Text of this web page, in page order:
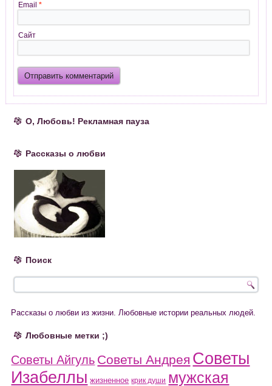
Email*
Сайт
О, Любовь! Рекламная пауза
Рассказы о любви
Поиск
Рассказы о любви из жизни. Любовные истории реальных людей.
Любовные метки ;)
Советы Айгуль Советы Андрея Советы
Изабеллы жизненное крик души мужская